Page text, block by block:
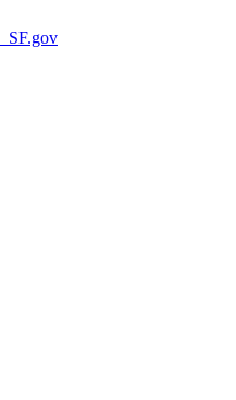
SF.gov